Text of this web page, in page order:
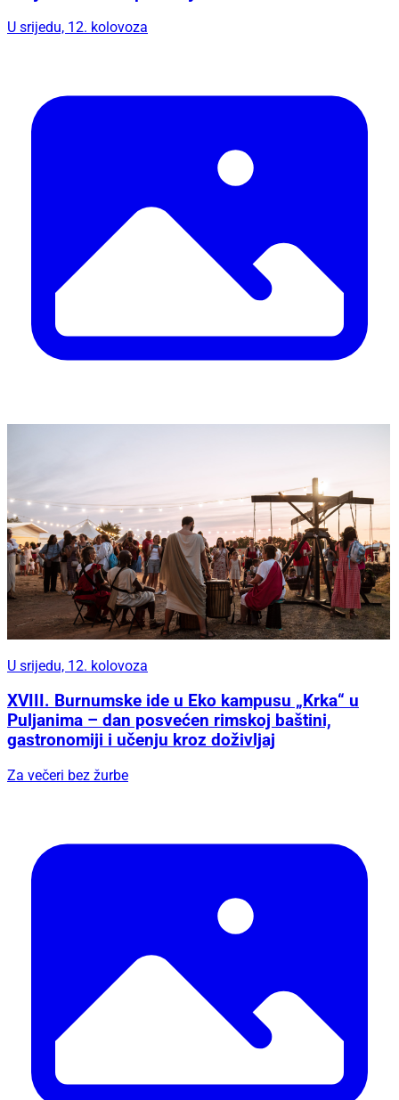
U srijedu, 12. kolovoza
U srijedu, 12. kolovoza
XVIII. Burnumske ide u Eko kampusu „Krka“ u
Puljanima – dan posvećen rimskoj baštini,
gastronomiji i učenju kroz doživljaj
Za večeri bez žurbe